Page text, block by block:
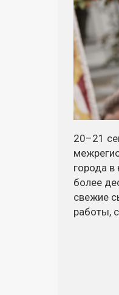
20–21
города в
более
свежие
работы,